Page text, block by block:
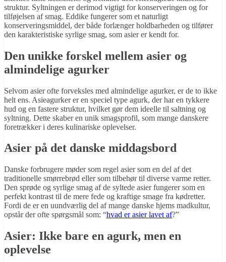
struktur. Syltningen er derimod vigtigt for konserveringen og for
tilføjelsen af smag. Eddike fungerer som et naturligt
konserveringsmiddel, der både forlænger holdbarheden og tilfører
den karakteristiske syrlige smag, som asier er kendt for.
Den unikke forskel mellem asier og
almindelige agurker
Selvom asier ofte forveksles med almindelige agurker, er de to ikke
helt ens. Asieagurker er en speciel type agurk, der har en tykkere
hud og en fastere struktur, hvilket gør dem ideelle til saltning og
syltning. Dette skaber en unik smagsprofil, som mange danskere
foretrækker i deres kulinariske oplevelser.
Asier på det danske middagsbord
Danske forbrugere møder som regel asier som en del af det
traditionelle smørrebrød eller som tilbehør til diverse varme retter.
Den sprøde og syrlige smag af de syltede asier fungerer som en
perfekt kontrast til de mere fede og kraftige smage fra kødretter.
Fordi de er en uundværlig del af mange danske hjems madkultur,
opstår der ofte spørgsmål som: “hvad er asier lavet af?”
Asier: Ikke bare en agurk, men en
oplevelse